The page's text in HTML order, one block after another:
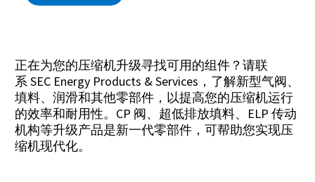
正在为您的压缩机升级寻找可用的组件？请联
系 SEC Energy Products & Services，了解新型气阀、
填料、润滑和其他零部件，以提高您的压缩机运行
的效率和耐用性。CP 阀、超低排放填料、ELP 传动
机构等升级产品是新一代零部件，可帮助您实现压
缩机现代化。